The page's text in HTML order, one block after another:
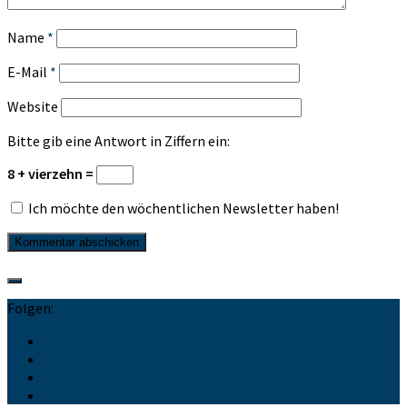
Name *
E-Mail *
Website
Bitte gib eine Antwort in Ziffern ein:
8 + vierzehn =
Ich möchte den wöchentlichen Newsletter haben!
Folgen: